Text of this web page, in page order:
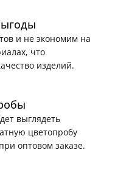
и пошив
и не экономим на
что
изделий.
выглядеть
цветопробу
оптовом заказе.